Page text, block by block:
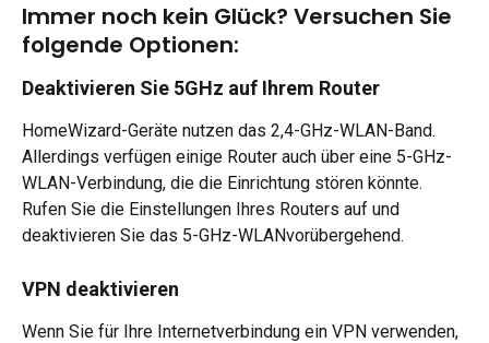
Immer noch kein Glück? Versuchen Sie
folgende Optionen:
Deaktivieren Sie 5GHz auf Ihrem Router
HomeWizard-Geräte nutzen das 2,4-GHz-WLAN-Band.
Allerdings verfügen einige Router auch über eine 5-GHz-
WLAN-Verbindung, die die Einrichtung stören könnte.
Rufen Sie die Einstellungen Ihres Routers auf und
deaktivieren Sie das 5-GHz-WLANvorübergehend.
VPN deaktivieren
Wenn Sie für Ihre Internetverbindung ein VPN verwenden,